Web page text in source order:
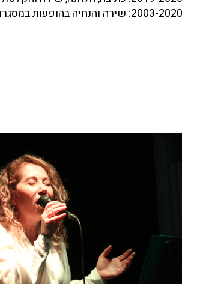
2003-2020: שירה והנחיה בהופעות במסגרות שונות, הרכבים, טקסים.